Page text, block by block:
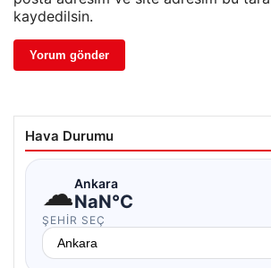
kaydedilsin.
Hava Durumu
☁Ankara
NaN°C
ŞEHIR SEÇ